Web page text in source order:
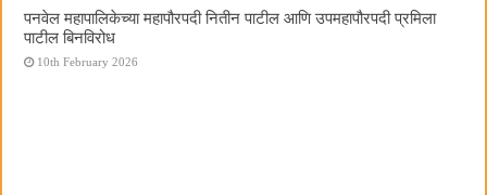
पनवेल महापालिकेच्या महापौरपदी नितीन पाटील आणि उपमहापौरपदी प्रमिला
पाटील बिनविरोध
10th February 2026